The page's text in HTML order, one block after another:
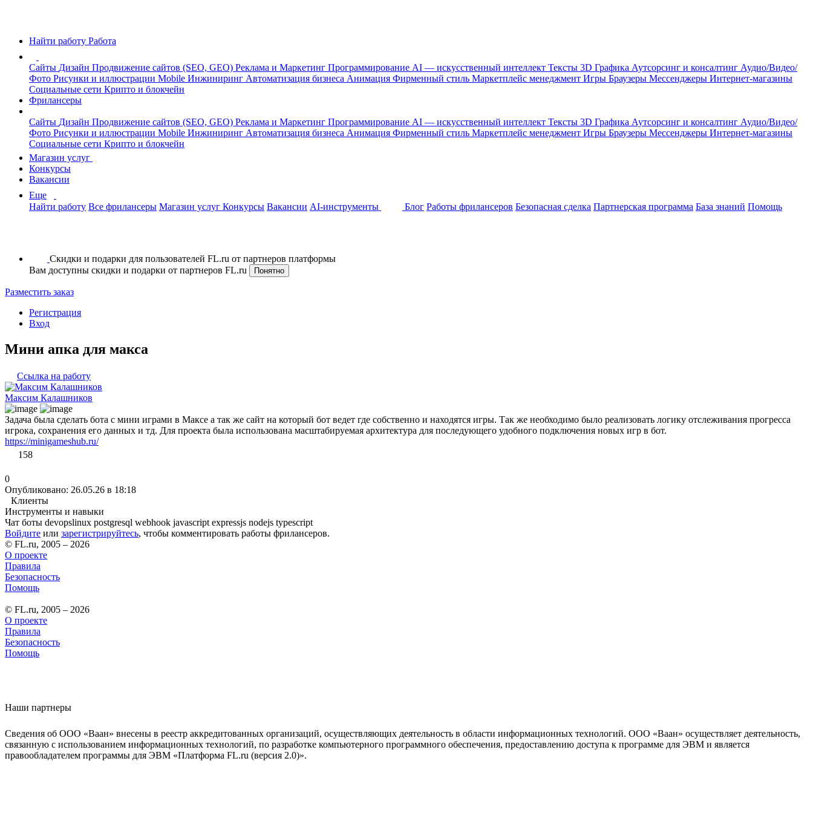
Найти работу Работа
Сайты Дизайн Продвижение сайтов (SEO, GEO) Реклама и Маркетинг Программирование AI — искусственный интеллект Тексты 3D Графика Аутсорсинг и консалтинг Аудио/Видео/
Фото Рисунки и иллюстрации Mobile Инжиниринг Автоматизация бизнеса Анимация Фирменный стиль Маркетплейс менеджмент Игры Браузеры Мессенджеры Интернет-магазины
Социальные сети Крипто и блокчейн
Фрилансеры
Сайты Дизайн Продвижение сайтов (SEO, GEO) Реклама и Маркетинг Программирование AI — искусственный интеллект Тексты 3D Графика Аутсорсинг и консалтинг Аудио/Видео/
Фото Рисунки и иллюстрации Mobile Инжиниринг Автоматизация бизнеса Анимация Фирменный стиль Маркетплейс менеджмент Игры Браузеры Мессенджеры Интернет-магазины
Социальные сети Крипто и блокчейн
Магазин услуг
Конкурсы
Вакансии
Еще
Найти работу Все фрилансеры Магазин услуг Конкурсы Вакансии AI-инструменты Блог Работы фрилансеров Безопасная сделка Партнерская программа База знаний Помощь
Скидки и подарки для пользователей FL.ru от партнеров платформы
Вам доступны скидки и подарки от партнеров FL.ru
Понятно
Разместить заказ
Регистрация
Вход
Мини апка для макса
Ссылка на работу
Максим Калашников
Задача была сделать бота с мини играми в Максе а так же сайт на который бот ведет где собственно и находятся игры. Так же необходимо было реализовать логику отслеживания прогресса
игрока, сохранения его данных и тд. Для проекта была использована масштабируемая архитектура для последующего удобного подключения новых игр в бот.
https://minigameshub.ru/
158
0
Опубликовано: 26.05.26 в 18:18
Клиенты
Инструменты и навыки
Чат боты devopslinux postgresql webhook javascript expressjs nodejs typescript
Войдите или зарегистрируйтесь, чтобы комментировать работы фрилансеров.
© FL.ru, 2005 – 2026
О проекте
Правила
Безопасность
Помощь
© FL.ru, 2005 – 2026
О проекте
Правила
Безопасность
Помощь
Наши партнеры
Сведения об ООО «Ваан» внесены в реестр аккредитованных организаций, осуществляющих деятельность в области информационных технологий. ООО «Ваан» осуществляет деятельность,
связанную с использованием информационных технологий, по разработке компьютерного программного обеспечения, предоставлению доступа к программе для ЭВМ и является
правообладателем программы для ЭВМ «Платформа FL.ru (версия 2.0)».